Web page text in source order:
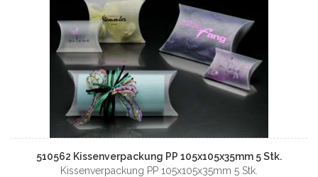
510562 Kissenverpackung PP 105x105x35mm 5 Stk.
Kissenverpackung PP 105x105x35mm 5 Stk.